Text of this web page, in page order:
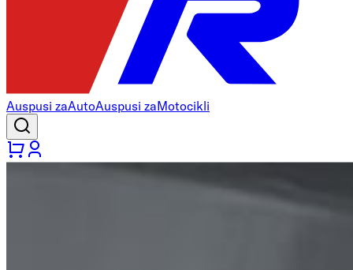
Auspusi zaAutoAuspusi zaMotocikli